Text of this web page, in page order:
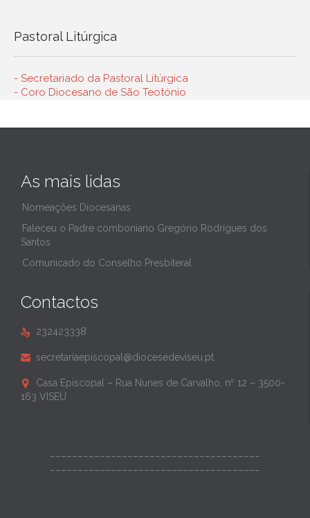
Pastoral Litúrgica
- Secretariado da Pastoral Litúrgica
- Coro Diocesano de São Teotónio
As mais lidas
Nomeações Diocesanas
Faleceu o Padre comboniano Gregório Rodrigues dos
Santos
Comunicado do Conselho Presbiteral
Contactos
 232423338
 secretariaepiscopal@diocesedeviseu.pt

Casa Episcopal – Rua Nunes de Carvalho, nº 12 – 3500-
163 VISEU